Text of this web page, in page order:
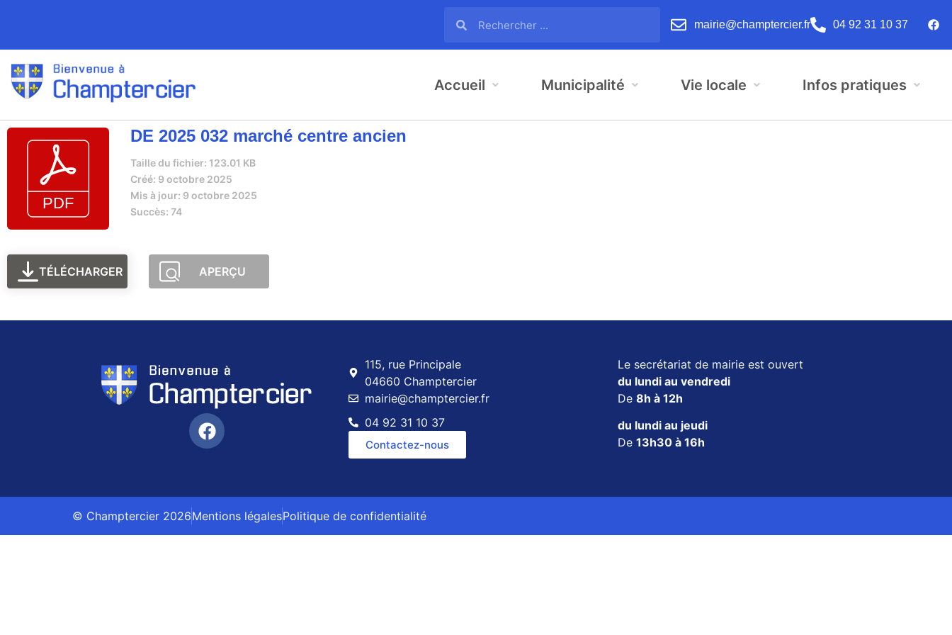
mairie@champtercier.fr 04 92 31 10 37
Accueil Municipalité Vie locale Infos pratiques
DE 2025 032 marché centre ancien
Taille du fichier: 123.01 KB
Créé: 9 octobre 2025
Mis à jour: 9 octobre 2025
Succès: 74
TÉLÉCHARGER APERÇU
115, rue Principale
04660 Champtercier
mairie@champtercier.fr
04 92 31 10 37
Contactez-nous
Le secrétariat de mairie est ouvert
du lundi au vendredi
De 8h à 12h
du lundi au jeudi
De 13h30 à 16h
© Champtercier 2026Mentions légalesPolitique de confidentialité